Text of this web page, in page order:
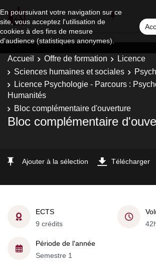
En poursuivant votre navigation sur ce
site, vous acceptez l'utilisation de
cookies à des fins de mesure
d'audience (statistiques anonymes).
Accueil Offre de formation
Licence
Sciences humaines et sociales
Licence Psychologie - Parcours :
Humanités
Bloc complémentaire d'ouverture
Bloc complémentaire
Ajouter à la sélection Télécharger
ECTS
9 crédits
Période de l'année
Semestre 1